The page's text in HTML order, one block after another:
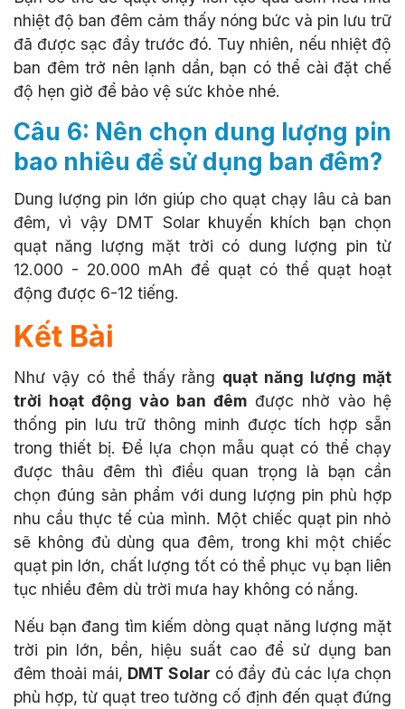
nhiệt độ ban đêm cảm thấy nóng bức và pin lưu trữ
đã được sạc đầy trước đó. Tuy nhiên, nếu nhiệt độ
ban đêm trở nên lạnh dần, bạn có thể cài đặt chế
độ hẹn giờ để bảo vệ sức khỏe nhé.
Câu 6: Nên chọn dung lượng pin
bao nhiêu để sử dụng ban đêm?
Dung lượng pin lớn giúp cho quạt chạy lâu cả ban
đêm, vì vậy DMT Solar khuyến khích bạn chọn
quạt năng lượng mặt trời có dung lượng pin từ
12.000 - 20.000 mAh để quạt có thể quạt hoạt
động được 6-12 tiếng.
Kết Bài
Như vậy có thể thấy rằng quạt năng lượng mặt
trời hoạt động vào ban đêm được nhờ vào hệ
thống pin lưu trữ thông minh được tích hợp sẵn
trong thiết bị. Để lựa chọn mẫu quạt có thể chạy
được thâu đêm thì điều quan trọng là bạn cần
chọn đúng sản phẩm với dung lượng pin phù hợp
nhu cầu thực tế của mình. Một chiếc quạt pin nhỏ
sẽ không đủ dùng qua đêm, trong khi một chiếc
quạt pin lớn, chất lượng tốt có thể phục vụ bạn liên
tục nhiều đêm dù trời mưa hay không có nắng.
Nếu bạn đang tìm kiếm dòng quạt năng lượng mặt
trời pin lớn, bền, hiệu suất cao để sử dụng ban
đêm thoải mái, DMT Solar có đầy đủ các lựa chọn
phù hợp, từ quạt treo tường cố định đến quạt đứng